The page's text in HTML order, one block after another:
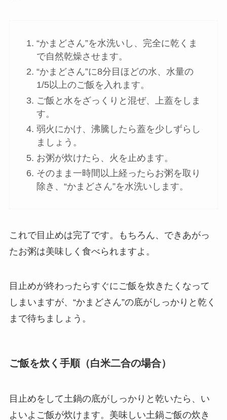
“かまどさん”を水洗いし、完全に乾くま
で自然乾燥させます。
“かまどさん”に8分目ほどの水、水量の
1/5以上のご飯を入れます。
ご飯と水をざっくりと混ぜ、上蓋をしま
す。
弱火にかけ、沸騰したら蓋を少しずらし
ましょう。
お粥が炊けたら、火を止めます。
そのまま一時間以上経ったらお粥を取り
除き、“かまどさん”を水洗いします。
これで目止めは完了です。もちろん、できあがっ
たお粥は美味しく食べられますよ。
目止めが終わったらすぐにご飯を炊きたくなって
しまいますが、“かまどさん”の底がしっかりと乾く
まで待ちましょう。
ご飯を炊く手順（白米二合の場合）
目止めをして土鍋の底がしっかりと乾いたら、い
よいよご飯が炊けます。美味しい土鍋ご飯の炊き